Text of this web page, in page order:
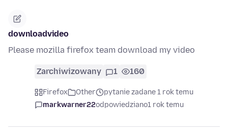
downloadvideo
Please mozilla firefox team download my video
Zarchiwizowany 1 160
Firefox Other
pytanie zadane 1 rok temu
markwarner22odpowiedziano1 rok temu